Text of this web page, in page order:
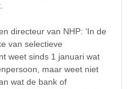
directeur van NHP: ‘In de
van selectieve
weet sinds 1 januari wat
maar weet niet
wat de bank of